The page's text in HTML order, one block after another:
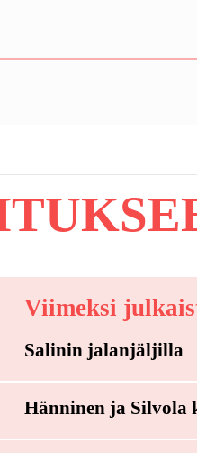
Viimeksi
Salinin jalanjäljilla
Hänninen ja Silvola